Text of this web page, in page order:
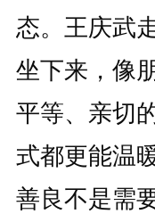
态。王庆武
坐下来，像
平等、亲切
式都更能温
善良不是需